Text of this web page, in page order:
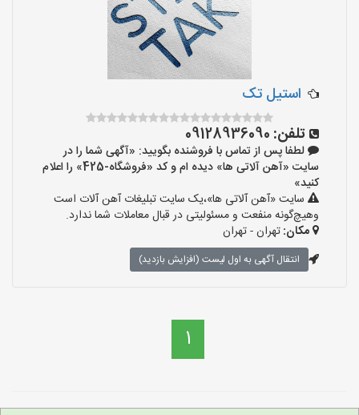
استیل تک
تلفن: 09128936090
لطفا پس از تماس با فروشنده بگویید: «آگهی شما را در
سایت «آهن آلاتی ها» دیده ام و کد «فروشگاه-425» را اعلام
کنید»
سایت «آهن آلاتی ها»،یک سایت تبلیغات آهن آلات است
وهیچ‌گونه منفعت و مسئولیتی در قبال معاملات شما ندارد.
مکان:تهران - تهران
انتقال آگهی به اول لیست (افزایش بازدید)
1